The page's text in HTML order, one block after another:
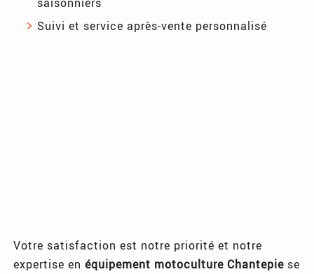
Suivi et service après-vente personnalisé
Votre satisfaction est notre priorité et notre
expertise enéquipement motoculture Chantepie se